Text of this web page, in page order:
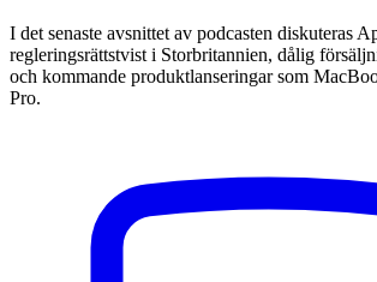
I det senaste avsnittet av podcasten diskuteras
regleringsrättstvist i Storbritannien, dålig
och kommande produktlanseringar som
Pro.